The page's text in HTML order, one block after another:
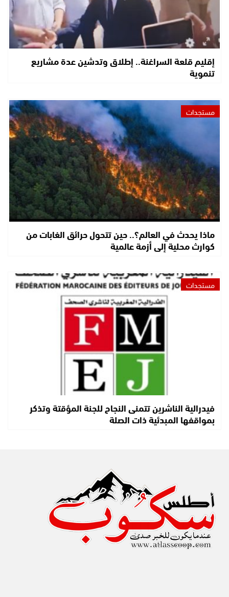
إقليم قلعة السراغنة.. إطلاق وتدشين عدة مشاريع
تنموية
مستجدات
ماذا يحدث في العالم؟.. حين تتحول حرائق الغابات من
كوارث محلية إلى أزمة عالمية
مستجدات
فيدرالية الناشرين تتمنى النجاح للجنة المؤقتة وتذكر
بمواقفها المبدئية ذات الصلة